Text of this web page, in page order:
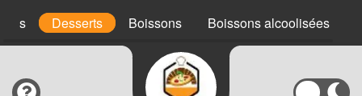
Desserts Boissons Boissons alcoolisées